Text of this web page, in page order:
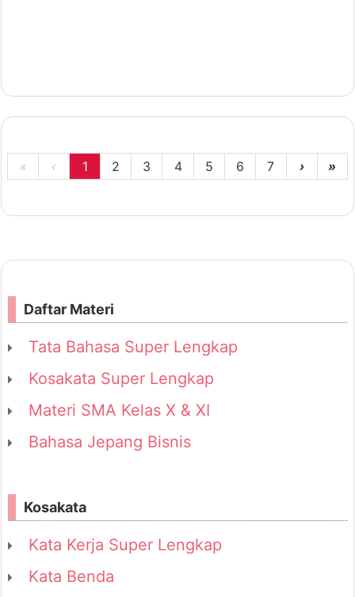
« ‹ 1 2 3 4 5 6 7 › »
Daftar Materi
Tata Bahasa Super Lengkap
Kosakata Super Lengkap
Materi SMA Kelas X & XI
Bahasa Jepang Bisnis
Kosakata
Kata Kerja Super Lengkap
Kata Benda